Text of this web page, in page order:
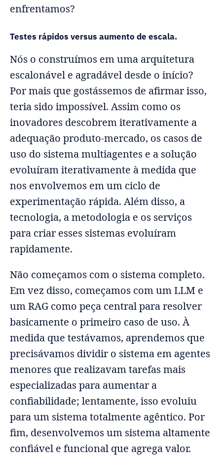
enfrentamos?
Testes rápidos versus aumento de escala.
Nós o construímos em uma arquitetura
escalonável e agradável desde o início?
Por mais que gostássemos de afirmar isso,
teria sido impossível. Assim como os
inovadores descobrem iterativamente a
adequação produto-mercado, os casos de
uso do sistema multiagentes e a solução
evoluíram iterativamente à medida que
nos envolvemos em um ciclo de
experimentação rápida. Além disso, a
tecnologia, a metodologia e os serviços
para criar esses sistemas evoluíram
rapidamente.
Não começamos com o sistema completo.
Em vez disso, começamos com um LLM e
um RAG como peça central para resolver
basicamente o primeiro caso de uso. À
medida que testávamos, aprendemos que
precisávamos dividir o sistema em agentes
menores que realizavam tarefas mais
especializadas para aumentar a
confiabilidade; lentamente, isso evoluiu
para um sistema totalmente agêntico. Por
fim, desenvolvemos um sistema altamente
confiável e funcional que agrega valor.